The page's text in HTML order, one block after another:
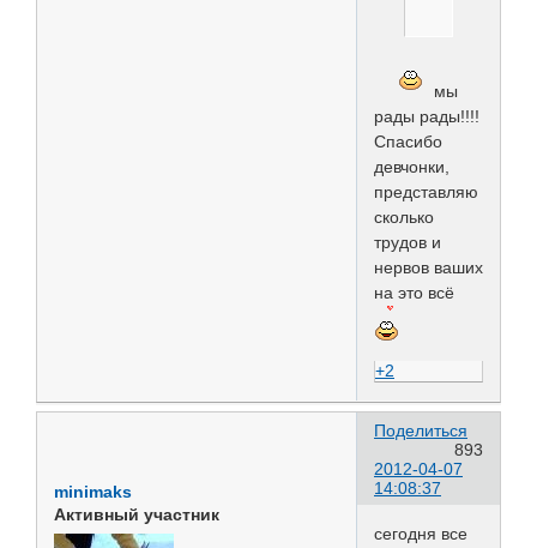
мы
рады рады!!!!
Спасибо
девчонки,
представляю
сколько
трудов и
нервов ваших
на это всё
+2
Поделиться
893
2012-04-07
14:08:37
minimaks
Активный участник
сегодня все